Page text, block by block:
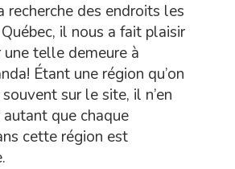
recherche des endroits les
il nous a fait plaisir
une telle demeure à
Étant une région qu’on
sur le site, il n’en
que chaque
cette région est